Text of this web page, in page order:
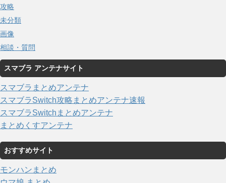
攻略
未分類
画像
相談・質問
スマブラ アンテナサイト
スマブラまとめアンテナ
スマブラSwitch攻略まとめアンテナ速報
スマブラSwitchまとめアンテナ
まとめくすアンテナ
おすすめサイト
モンハンまとめ